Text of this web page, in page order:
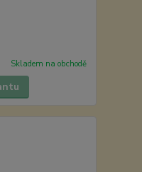
Skladem na obchodě